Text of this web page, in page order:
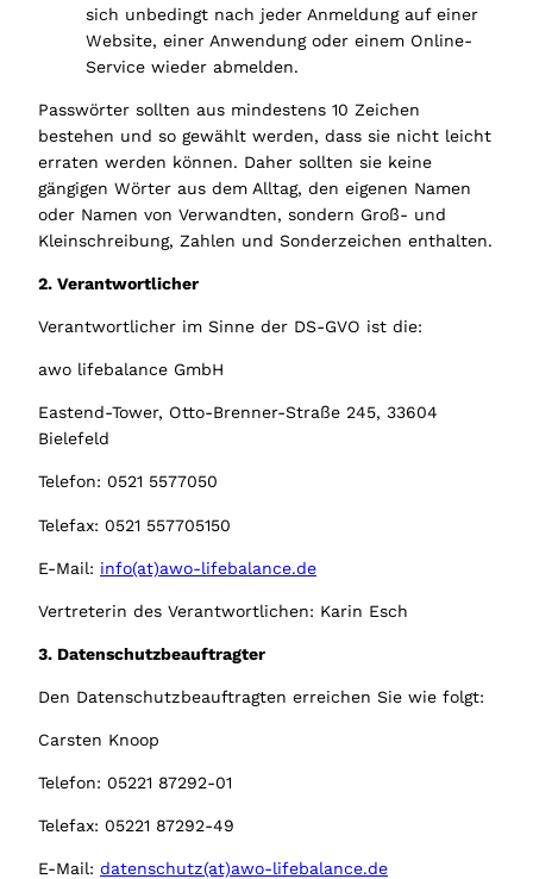
sich unbedingt nach jeder Anmeldung auf einer
Website, einer Anwendung oder einem Online-
Service wieder abmelden.
Passwörter sollten aus mindestens 10 Zeichen
bestehen und so gewählt werden, dass sie nicht leicht
erraten werden können. Daher sollten sie keine
gängigen Wörter aus dem Alltag, den eigenen Namen
oder Namen von Verwandten, sondern Groß- und
Kleinschreibung, Zahlen und Sonderzeichen enthalten.
2. Verantwortlicher
Verantwortlicher im Sinne der DS-GVO ist die:
awo lifebalance GmbH
Eastend-Tower, Otto-Brenner-Straße 245, 33604
Bielefeld
Telefon: 0521 5577050
Telefax: 0521 557705150
E-Mail: info(at)awo-lifebalance.de
Vertreterin des Verantwortlichen: Karin Esch
3. Datenschutzbeauftragter
Den Datenschutzbeauftragten erreichen Sie wie folgt:
Carsten Knoop
Telefon: 05221 87292-01
Telefax: 05221 87292-49
E-Mail: datenschutz(at)awo-lifebalance.de